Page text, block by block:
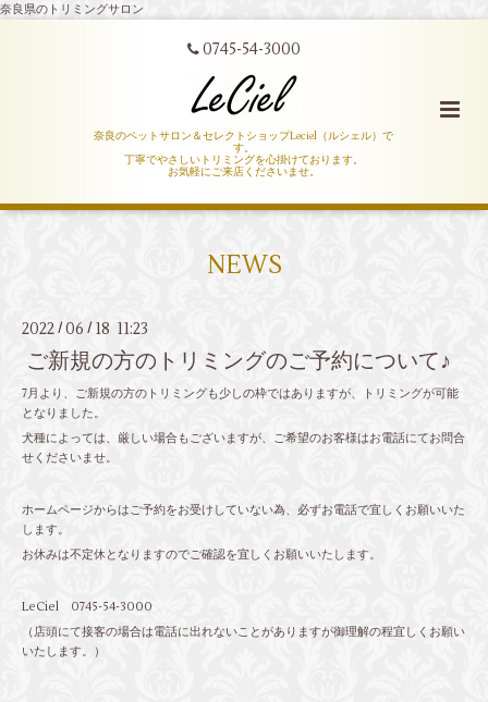
奈良県のトリミングサロン
0745-54-3000
奈良のペットサロン＆セレクトショップLeciel（ルシェル）で
す。
丁寧でやさしいトリミングを心掛けております。
お気軽にご来店くださいませ。
NEWS
2022 /06 / 18 11:23
ご新規の方のトリミングのご予約について♪
7月より、ご新規の方のトリミングも少しの枠ではありますが、トリミングが可能
となりました。
犬種によっては、厳しい場合もございますが、ご希望のお客様はお電話にてお問合
せくださいませ。
ホームページからはご予約をお受けしていない為、必ずお電話で宜しくお願いいた
します。
お休みは不定休となりますのでご確認を宜しくお願いいたします。
LeCiel 0745-54-3000
（店頭にて接客の場合は電話に出れないことがありますが御理解の程宜しくお願い
いたします。）